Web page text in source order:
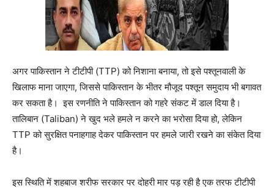
अगर पाकिस्तान ने टीटीपी (TTP) को निशाना बनाया, तो इसे पश्तूनवाली के
खिलाफ माना जाएगा, जिससे पाकिस्तान के भीतर मौजूद पश्तून समुदाय भी बगावत
कर सकता है। इस रणनीति ने पाकिस्तान को गहरे संकट में डाल दिया है।
तालिबान (Taliban) ने खुद भले हमले न करने का भरोसा दिया हो, लेकिन
TTP को सुरक्षित पनाहगाह देकर पाकिस्तान पर हमले जारी रखने का संकेत दिया
है।
इस स्थिति में शहबाज शरीफ सरकार पर दोहरी मार पड़ रही है एक तरफ टीटीपी